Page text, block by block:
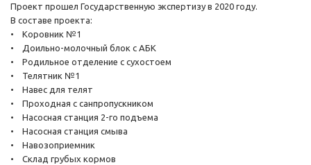
Проект прошел Государственную экспертизу в 2020 году.
В составе проекта:
• Коровник №1
• Доильно-молочный блок с АБК
• Родильное отделение с сухостоем
• Телятник №1
• Навес для телят
• Проходная с санпропускником
• Насосная станция 2-го подъема
• Насосная станция смыва
• Навозоприемник
• Склад грубых кормов